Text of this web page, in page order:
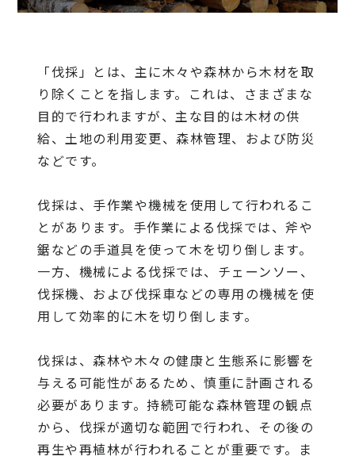
「伐採」とは、主に木々や森林から木材を取
り除くことを指します。これは、さまざまな
目的で行われますが、主な目的は木材の供
給、土地の利用変更、森林管理、および防災
などです。
伐採は、手作業や機械を使用して行われるこ
とがあります。手作業による伐採では、斧や
鋸などの手道具を使って木を切り倒します。
一方、機械による伐採では、チェーンソー、
伐採機、および伐採車などの専用の機械を使
用して効率的に木を切り倒します。
伐採は、森林や木々の健康と生態系に影響を
与える可能性があるため、慎重に計画される
必要があります。持続可能な森林管理の観点
から、伐採が適切な範囲で行われ、その後の
再生や再植林が行われることが重要です。ま